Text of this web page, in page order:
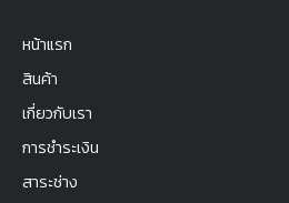
หน้าแรก
สินค้า
เกี่ยวกับเรา
การชำระเงิน
สาระช่าง